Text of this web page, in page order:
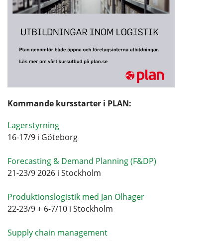
Kommande kursstarter i PLAN:
Lagerstyrning
16-17/9 i Göteborg
Forecasting & Demand Planning (F&DP)
21-23/9 2026 i Stockholm
Produktionslogistik med Jan Olhager
22-23/9 + 6-7/10 i Stockholm
Supply chain management